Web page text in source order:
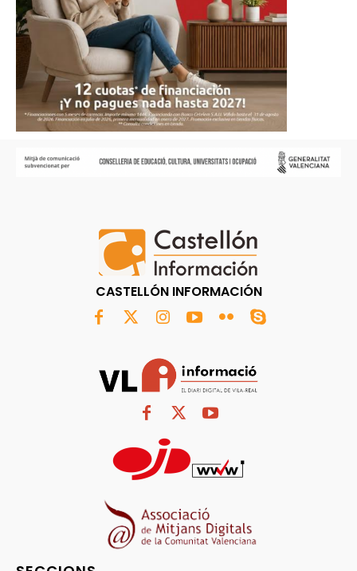
CASTELLÓN INFORMACIÓN